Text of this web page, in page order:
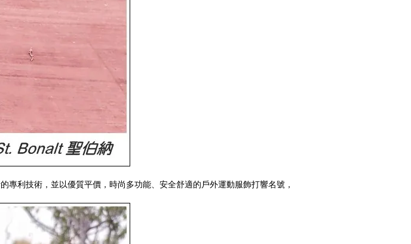
利技術，並以優質平價，時尚多功能、安全舒適的戶外運動服飾打響名號，